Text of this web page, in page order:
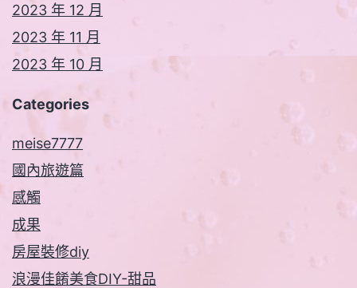
2023 年 12 月
2023 年 11 月
2023 年 10 月
Categories
meise7777
國內旅遊篇
感觸
成果
房屋裝修diy
浪漫佳餚美食DIY-甜品